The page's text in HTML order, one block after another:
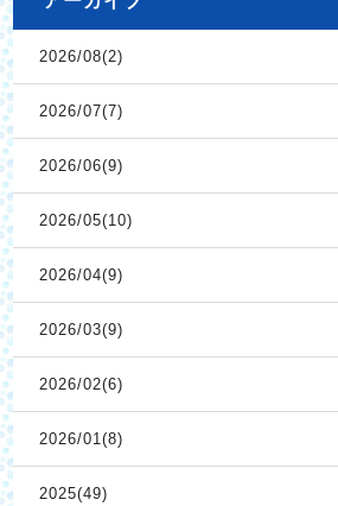
2026/08(2)
2026/07(7)
2026/06(9)
2026/05(10)
2026/04(9)
2026/03(9)
2026/02(6)
2026/01(8)
2025(49)